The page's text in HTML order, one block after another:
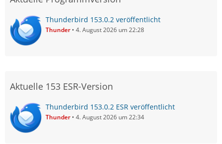
Thunderbird 153.0.2 veröffentlicht
Thunder 4. August 2026 um 22:28
Aktuelle 153 ESR-Version
Thunderbird 153.0.2 ESR veröffentlicht
Thunder 4. August 2026 um 22:34